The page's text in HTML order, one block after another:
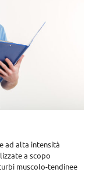
ad alta intensità
a scopo
muscolo-tendinee